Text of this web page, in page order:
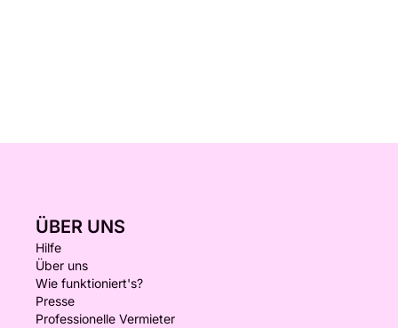
ÜBER UNS
Hilfe
Über uns
Wie funktioniert's?
Presse
Professionelle Vermieter